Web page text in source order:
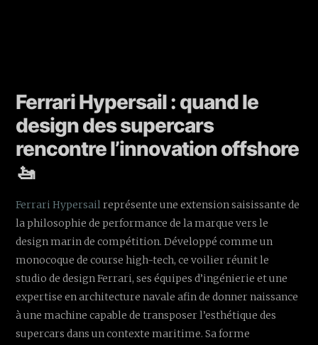
Ferrari Hypersail : quand le
design des supercars
rencontre l’innovation offshore
🚤
Ferrari Hypersailreprésente une extension saisissante de
la philosophie de performance de la marque vers le
design marin de compétition. Développé comme un
monocoque de course high-tech, ce voilier réunit le
studio de design Ferrari, ses équipes d’ingénierie et une
expertise en architecture navale afin de donner naissance
à une machine capable de transposer l’esthétique des
supercars dans un contexte maritime. Sa forme